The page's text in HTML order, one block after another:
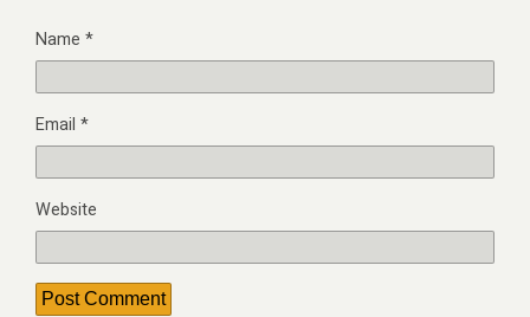
Name *
Email *
Website